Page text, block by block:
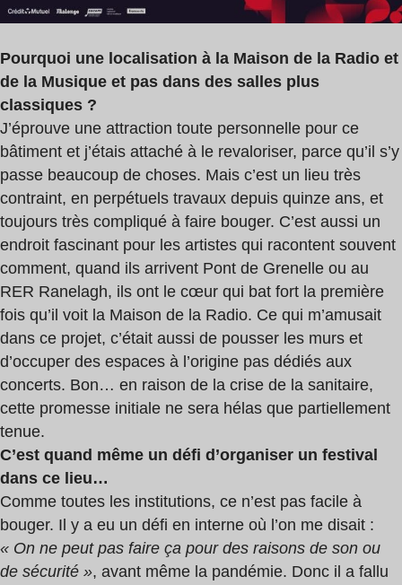
Pourquoi une localisation à la Maison de la Radio et
de la Musique et pas dans des salles plus
classiques ?
J’éprouve une attraction toute personnelle pour ce
bâtiment et j’étais attaché à le revaloriser, parce qu’il s’y
passe beaucoup de choses. Mais c’est un lieu très
contraint, en perpétuels travaux depuis quinze ans, et
toujours très compliqué à faire bouger. C’est aussi un
endroit fascinant pour les artistes qui racontent souvent
comment, quand ils arrivent Pont de Grenelle ou au
RER Ranelagh, ils ont le cœur qui bat fort la première
fois qu’il voit la Maison de la Radio. Ce qui m’amusait
dans ce projet, c’était aussi de pousser les murs et
d’occuper des espaces à l’origine pas dédiés aux
concerts. Bon… en raison de la crise de la sanitaire,
cette promesse initiale ne sera hélas que partiellement
tenue.
C’est quand même un défi d’organiser un festival
dans ce lieu…
Comme toutes les institutions, ce n’est pas facile à
bouger. Il y a eu un défi en interne où l’on me disait :
« On ne peut pas faire ça pour des raisons de son ou
de sécurité », avant même la pandémie. Donc il a fallu